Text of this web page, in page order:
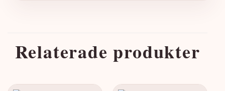
Relaterade produkter